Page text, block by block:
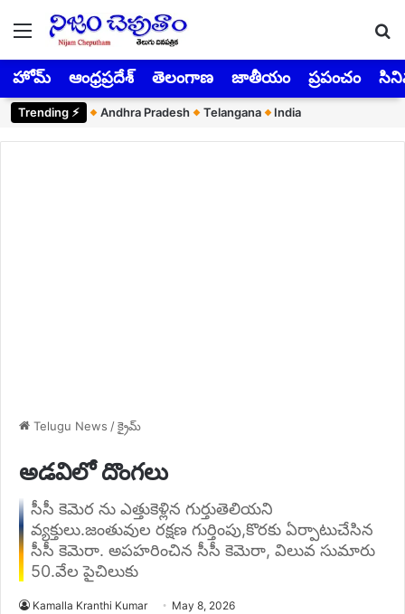
Menu
హోమ్ ఆంధ్రప్రదేశ్ తెలంగాణ జాతీయం ప్రపంచం
Trending ⚡︎ Andhra Pradesh Telangana India
Telugu News /క్రైమ్
అడవిలో దొంగలు
సీసీ కెమెర ను ఎత్తుకెళ్లిన గుర్తుతెలియని
వ్యక్తులు.జంతువుల రక్షణ గుర్తింపు,కొరకు ఏర్పాటుచేసిన
సీసీ కెమెరా. అపహరించిన సీసీ కెమెరా, విలువ సుమారు
50.వేల పైచిలుకు
Kamalla Kranthi Kumar May 8, 2026